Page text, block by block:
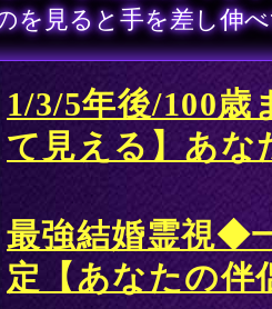
を見ると手を差し伸
1/3/5年後/100歳
て見える】あな
最強結婚霊視◆
定【あなたの伴